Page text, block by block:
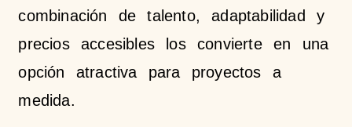
combinación de talento, adaptabilidad y
precios accesibles los convierte en una
opción atractiva para proyectos a
medida.